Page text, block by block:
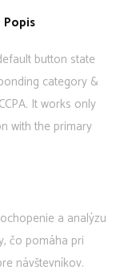
Popis
button state
category &
It works only
with the primary
a analýzu
čo pomáha pri
návštevníkov.